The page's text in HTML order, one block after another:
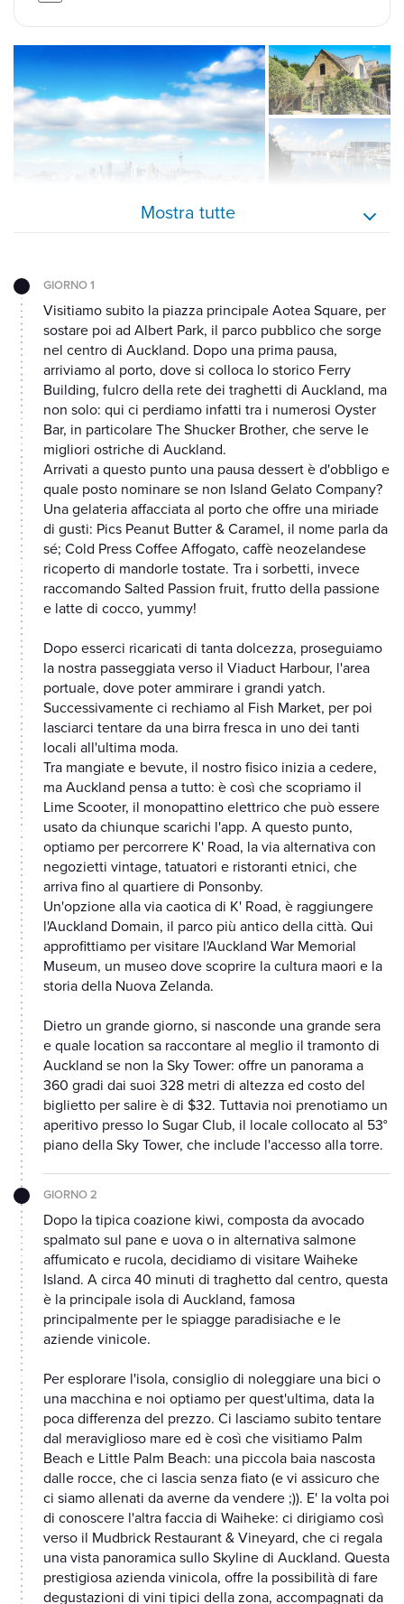
Mostra tutte
GIORNO 1
Visitiamo subito la piazza principale Aotea Square, per
sostare poi ad Albert Park, il parco pubblico che sorge
nel centro di Auckland. Dopo una prima pausa,
arriviamo al porto, dove si colloca lo storico Ferry
Building, fulcro della rete dei traghetti di Auckland, ma
non solo: qui ci perdiamo infatti tra i numerosi Oyster
Bar, in particolare The Shucker Brother, che serve le
migliori ostriche di Auckland.
Arrivati a questo punto una pausa dessert è d'obbligo e
quale posto nominare se non Island Gelato Company?
Una gelateria affacciata al porto che offre una miriade
di gusti: Pics Peanut Butter & Caramel, il nome parla da
sé; Cold Press Coffee Affogato, caffè neozelandese
ricoperto di mandorle tostate. Tra i sorbetti, invece
raccomando Salted Passion fruit, frutto della passione
e latte di cocco, yummy!
Dopo esserci ricaricati di tanta dolcezza, proseguiamo
la nostra passeggiata verso il Viaduct Harbour, l'area
portuale, dove poter ammirare i grandi yatch.
Successivamente ci rechiamo al Fish Market, per poi
lasciarci tentare da una birra fresca in uno dei tanti
locali all'ultima moda.
Tra mangiate e bevute, il nostro fisico inizia a cedere,
ma Auckland pensa a tutto: è così che scopriamo il
Lime Scooter, il monopattino elettrico che può essere
usato da chiunque scarichi l'app. A questo punto,
optiamo per percorrere K' Road, la via alternativa con
negozietti vintage, tatuatori e ristoranti etnici, che
arriva fino al quartiere di Ponsonby.
Un'opzione alla via caotica di K' Road, è raggiungere
l'Auckland Domain, il parco più antico della città. Qui
approfittiamo per visitare l'Auckland War Memorial
Museum, un museo dove scoprire la cultura maori e la
storia della Nuova Zelanda.
Dietro un grande giorno, si nasconde una grande sera
e quale location sa raccontare al meglio il tramonto di
Auckland se non la Sky Tower: offre un panorama a
360 gradi dai suoi 328 metri di altezza ed costo del
biglietto per salire è di $32. Tuttavia noi prenotiamo un
aperitivo presso lo Sugar Club, il locale collocato al 53°
piano della Sky Tower, che include l'accesso alla torre.
GIORNO 2
Dopo la tipica coazione kiwi, composta da avocado
spalmato sul pane e uova o in alternativa salmone
affumicato e rucola, decidiamo di visitare Waiheke
Island. A circa 40 minuti di traghetto dal centro, questa
è la principale isola di Auckland, famosa
principalmente per le spiagge paradisiache e le
aziende vinicole.
Per esplorare l'isola, consiglio di noleggiare una bici o
una macchina e noi optiamo per quest'ultima, data la
poca differenza del prezzo. Ci lasciamo subito tentare
dal meraviglioso mare ed è così che visitiamo Palm
Beach e Little Palm Beach: una piccola baia nascosta
dalle rocce, che ci lascia senza fiato (e vi assicuro che
ci siamo allenati da averne da vendere ;)). E' la volta poi
di conoscere l'altra faccia di Waiheke: ci dirigiamo così
verso il Mudbrick Restaurant & Vineyard, che ci regala
una vista panoramica sullo Skyline di Auckland. Questa
prestigiosa azienda vinicola, offre la possibilità di fare
degustazioni di vini tipici della zona, accompagnati da